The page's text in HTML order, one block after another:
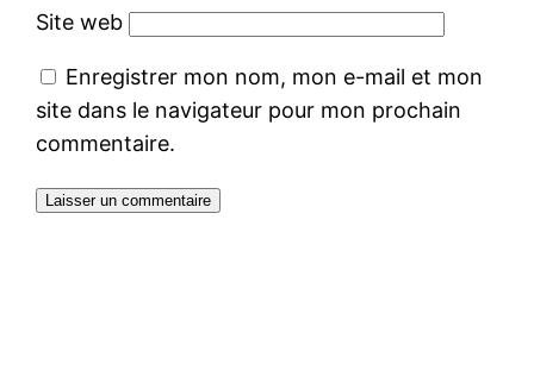
Site web
Enregistrer mon nom, mon e-mail et mon
site dans le navigateur pour mon prochain
commentaire.